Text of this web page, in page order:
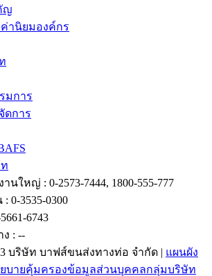
ญ
านิยมองค์กร
มการ
ดการ
นใหญ่ : 0-2573-7444, 1800-555-777
0-3535-0300
6743
: --
บริษัท บาฟส์ขนส่งทางท่อ จำกัด | แผนผัง
บายคุ้มครองข้อมูลส่วนบุคคลกลุ่มบริษัท